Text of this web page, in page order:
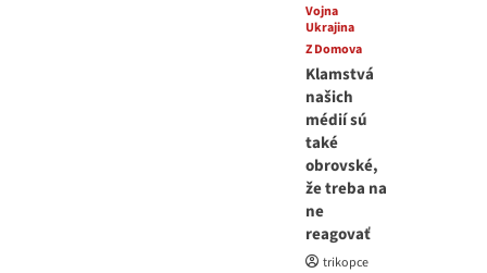
Vojna
Ukrajina
Z Domova
Klamstvá
našich
médií sú
také
obrovské,
že treba na
ne
reagovať
trikopce